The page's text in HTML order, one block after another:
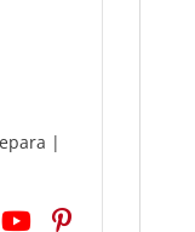
|